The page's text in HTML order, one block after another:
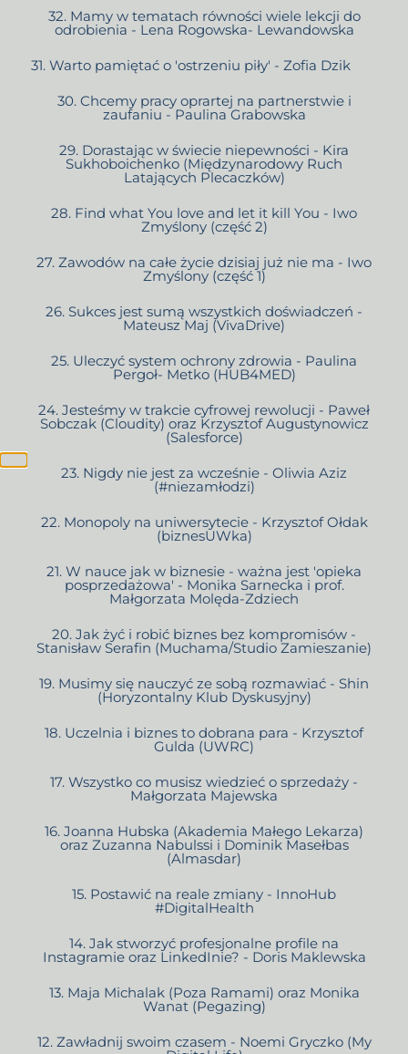
32. Mamy w tematach równości wiele lekcji do
odrobienia - Lena Rogowska- Lewandowska
31. Warto pamiętać o 'ostrzeniu piły' - Zofia Dzik
30. Chcemy pracy oprartej na partnerstwie i
zaufaniu - Paulina Grabowska
29. Dorastając w świecie niepewności - Kira
Sukhoboichenko (Międzynarodowy Ruch
Latających Plecaczków)
28. Find what You love and let it kill You - Iwo
Zmyślony (część 2)
27. Zawodów na całe życie dzisiaj już nie ma - Iwo
Zmyślony (część 1)
26. Sukces jest sumą wszystkich doświadczeń -
Mateusz Maj (VivaDrive)
25. Uleczyć system ochrony zdrowia - Paulina
Pergoł- Metko (HUB4MED)
24. Jesteśmy w trakcie cyfrowej rewolucji - Paweł
Sobczak (Cloudity) oraz Krzysztof Augustynowicz
(Salesforce)
23. Nigdy nie jest za wcześnie - Oliwia Aziz
(#niezamłodzi)
22. Monopoly na uniwersytecie - Krzysztof Ołdak
(biznesUWka)
21. W nauce jak w biznesie - ważna jest 'opieka
posprzedażowa' - Monika Sarnecka i prof.
Małgorzata Molęda-Zdziech
20. Jak żyć i robić biznes bez kompromisów -
Stanisław Serafin (Muchama/Studio Zamieszanie)
19. Musimy się nauczyć ze sobą rozmawiać - Shin
(Horyzontalny Klub Dyskusyjny)
18. Uczelnia i biznes to dobrana para - Krzysztof
Gulda (UWRC)
17. Wszystko co musisz wiedzieć o sprzedaży -
Małgorzata Majewska
16. Joanna Hubska (Akademia Małego Lekarza)
oraz Zuzanna Nabulssi i Dominik Masełbas
(Almasdar)
15. Postawić na reale zmiany - InnoHub
#DigitalHealth
14. Jak stworzyć profesjonalne profile na
Instagramie oraz LinkedInie? - Doris Maklewska
13. Maja Michalak (Poza Ramami) oraz Monika
Wanat (Pegazing)
12. Zawładnij swoim czasem - Noemi Gryczko (My